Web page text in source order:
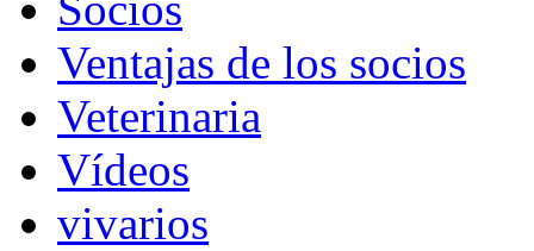
Ventajas de los socios
Veterinaria
Vídeos
vivarios